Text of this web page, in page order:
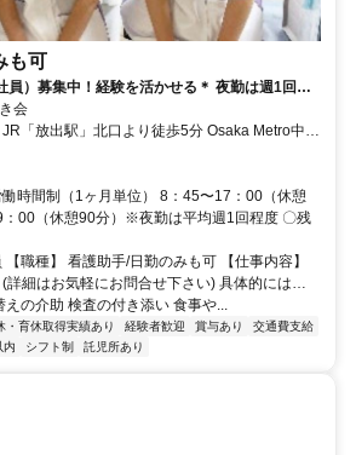
も可
集中！経験を活かせる＊ 夜勤は週1回程
あり）
会
JR「放出駅」北口より徒歩5分 Osaka Metro中央
転車7分 Osaka Metro中央線「高井田駅」・
り自転車8分 Osaka Metro長堀鶴見緑地線「今
8分 Osaka Metro長堀鶴見緑地線・今里筋線
自転車13分 各線「京橋駅」より自転車16分
働時間制（1ヶ月単位） 8：45〜17：00（休憩
00（休憩90分）※夜勤は平均週1回程度 〇残
【職種】 看護助手/日勤のみも可 【仕事内容】
詳細はお気軽にお問合せ下さい) 具体的には…
の介助 検査の付き添い 食事や...
・育休取得実績あり 経験者歓迎 賞与あり
交通費支給
内 シフト制 託児所あり